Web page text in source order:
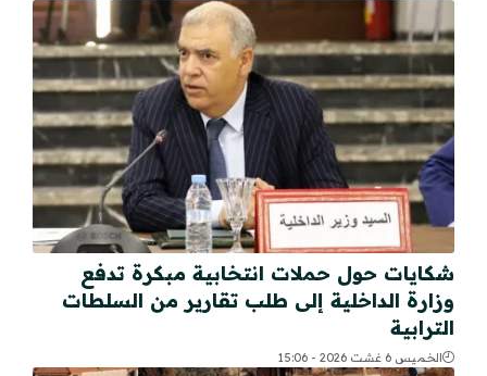
شكايات حول حملات انتخابية مبكرة تدفع
وزارة الداخلية إلى طلب تقارير من السلطات
الترابية
الخميس 6 غشت 2026 - 15:06